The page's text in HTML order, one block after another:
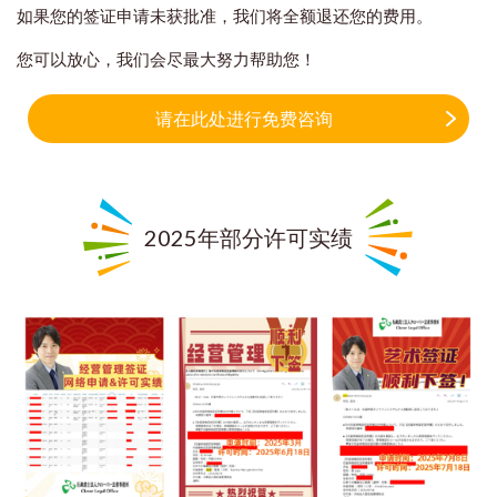
如果您的签证申请未获批准，我们将全额退还您的费用。
您可以放心，我们会尽最大努力帮助您！
请在此处进行免费咨询
2025年部分许可实绩